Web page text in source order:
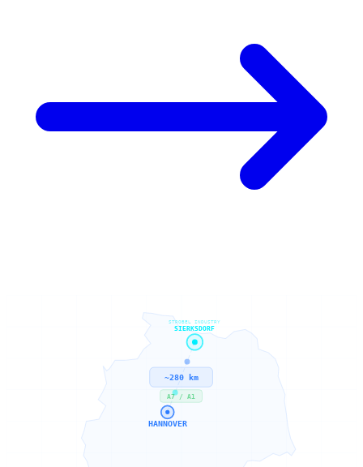
SIERKSDORF
STROBEL INDUSTRY
HANNOVER
~280 km
A7 / A1